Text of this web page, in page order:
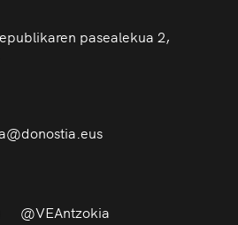
pasealekua 2,
@VEAntzokia